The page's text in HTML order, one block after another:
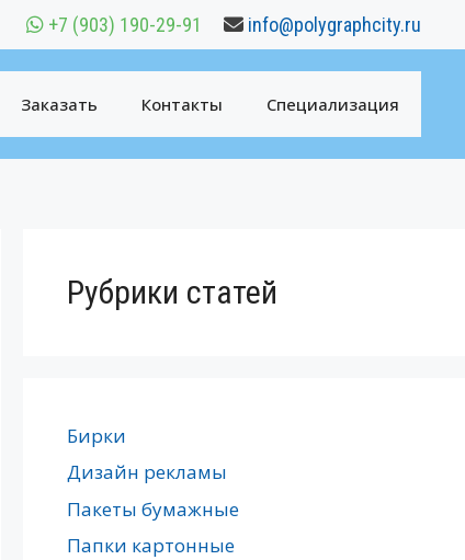
+7 (903) 190-29-91 info@polygraphcity.ru
Заказать Контакты Специализация
Рубрики статей
Бирки
Дизайн рекламы
Пакеты бумажные
Папки картонные